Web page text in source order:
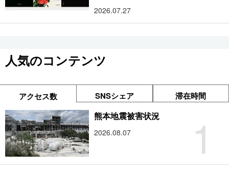
2026.07.27
人気のコンテンツ
アクセス数 SNSシェア 滞在時間
1
熊本地震被害状況
2026.08.07